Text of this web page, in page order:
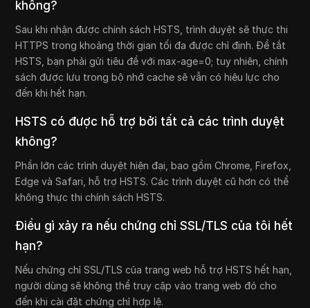
không?
Sau khi nhận được chính sách HSTS, trình duyệt sẽ thực thi
HTTPS trong khoảng thời gian tối đa được chỉ định. Để tắt
HSTS, bạn phải gửi tiêu đề với max-age=0; tuy nhiên, chính
sách được lưu trong bộ nhớ cache sẽ vẫn có hiệu lực cho
đến khi hết hạn.
HSTS có được hỗ trợ bởi tất cả các trình duyệt
không?
Phần lớn các trình duyệt hiện đại, bao gồm Chrome, Firefox,
Edge và Safari, hỗ trợ HSTS. Các trình duyệt cũ hơn có thể
không thực thi chính sách HSTS.
Điều gì xảy ra nếu chứng chỉ SSL/TLS của tôi hết
hạn?
Nếu chứng chỉ SSL/TLS của trang web hỗ trợ HSTS hết hạn,
người dùng sẽ không thể truy cập vào trang web đó cho
đến khi cài đặt chứng chỉ hợp lệ.